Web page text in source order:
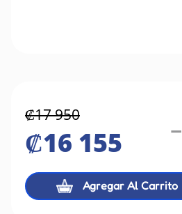
₡17950
₡16 155 －
Agregar Al Carrito